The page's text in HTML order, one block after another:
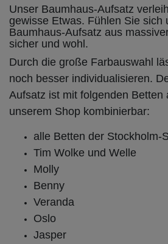
Unser Baumhaus-Aufsatz
gewisse Etwas. Fühlen Sie sich
Baumhaus-Aufsatz aus
sicher und wohl.
Durch die große Farbauswahl
noch besser individualisieren.
Aufsatz ist mit folgenden Betten
unserem Shop kombinierbar:
alle Betten der Stockholm-
Tim Wolke und Welle
Molly
Benny
Veranda
Oslo
Jasper